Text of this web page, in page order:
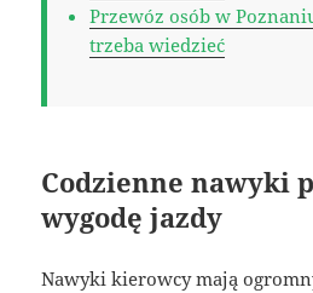
Przewóz osób w
trzeba wiedzieć
Codzienne nawyki
wygodę jazdy
Nawyki kierowcy mają